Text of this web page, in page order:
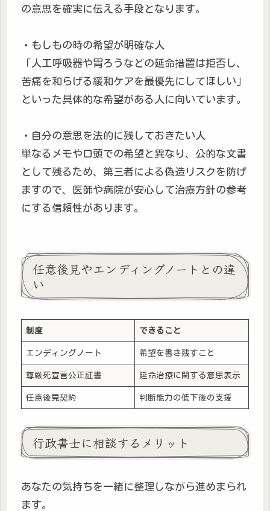
の意思を確実に伝える手段となります。
・もしもの時の希望が明確な人
「人工呼吸器や胃ろうなどの延命措置は拒否し、
苦痛を和らげる緩和ケアを最優先にしてほしい」
といった具体的な希望がある人に向いています。
・自分の意思を法的に残しておきたい人
単なるメモや口頭での希望と異なり、公的な文書
として残るため、第三者による偽造リスクを防げ
ますので、医師や病院が安心して治療方針の参考
にする信頼性があります。
任意後見やエンディングノートとの違
い
制度 できること
エンディングノート 希望を書き残すこと
尊厳死宣言公正証書 延命治療に関する意思表示
任意後見契約 判断能力の低下後の支援
行政書士に相談するメリット
あなたの気持ちを一緒に整理しながら進めまられ
ます。